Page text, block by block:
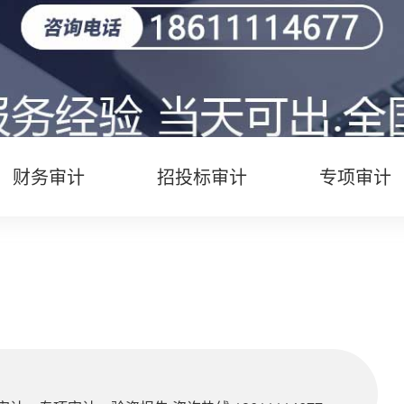
财务审计 招投标审计 专项审计